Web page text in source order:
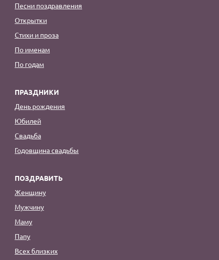
Песни поздравления
Открытки
Стихи и проза
По именам
По годам
ПРАЗДНИКИ
День рождения
Юбилей
Свадьба
Годовщина свадьбы
ПОЗДРАВИТЬ
Женщину
Мужчину
Маму
Папу
Всех близких